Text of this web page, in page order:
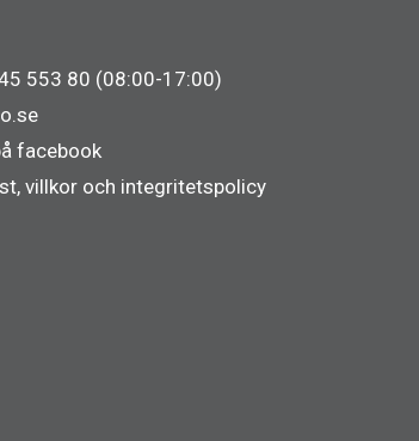
553 80 (08:00-17:00)
facebook
villkor och integritetspolicy